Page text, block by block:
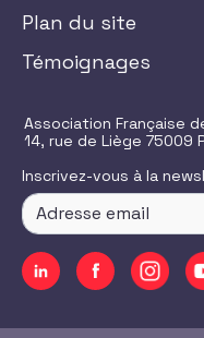
Plan du site
Témoignages
Association Française
14, rue de Liège 75009
Inscrivez-vous à la